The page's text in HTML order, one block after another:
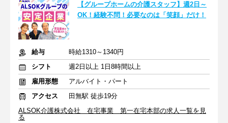
【グループホームの介護スタッフ】週2日～
OK！経験不問！必要なのは「笑顔」だけ！
給与
時給1310～1340円
シフト
週2日以上 1日8時間以上
雇用形態
アルバイト・パート
アクセス
田無駅 徒歩19分
ALSOK介護株式会社 在宅事業 第一在宅本部の求人一覧を見
る